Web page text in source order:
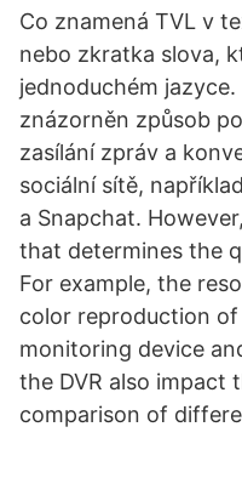
Co znamená TVL v
nebo zkratka slova,
jednoduchém
znázorněn způsob
zasílání zpráv a
sociální sítě,
a Snapchat.
that determines the
For example, the
color reproduction
monitoring device
the DVR also impact
comparison of